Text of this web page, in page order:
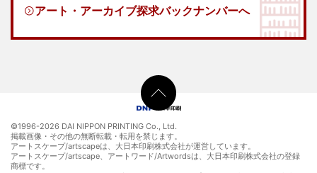
アート・アーカイブ探求バックナンバーへ
©1996-2026 DAI NIPPON PRINTING Co., Ltd.
掲載画像・その他の無断転載・転用を禁じます。
アートスケープ/artscapeは、大日本印刷株式会社が運営しています。
アートスケープ/artscape、アートワード/Artwordsは、大日本印刷株式会社の登録
商標です。